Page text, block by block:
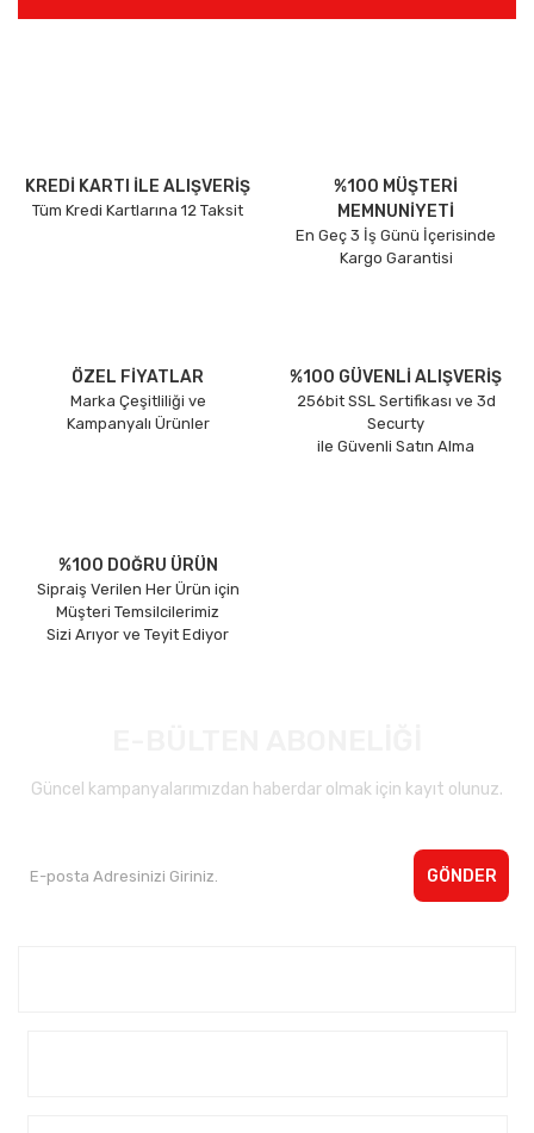
KREDİ KARTI İLE ALIŞVERİŞ
Tüm Kredi Kartlarına 12 Taksit
%100 MÜŞTERİ
MEMNUNİYETİ
En Geç 3 İş Günü İçerisinde
Kargo Garantisi
ÖZEL FİYATLAR
Marka Çeşitliliği ve
Kampanyalı Ürünler
%100 GÜVENLİ ALIŞVERİŞ
256bit SSL Sertifikası ve 3d
Securty
ile Güvenli Satın Alma
%100 DOĞRU ÜRÜN
Sipraiş Verilen Her Ürün için
Müşteri Temsilcilerimiz
Sizi Arıyor ve Teyit Ediyor
Güncel kampanyalarımızdan haberdar olmak için kayıt olunuz.
GÖNDER